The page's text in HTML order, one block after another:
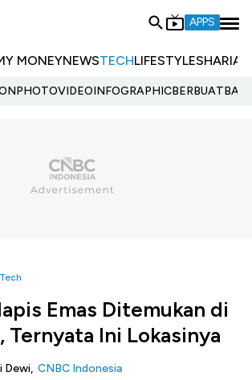
APPS
MONEYNEWSTECHLIFESTYLESHARIA
PHOTOVIDEOINFOGRAPHIC
Emas Ditemukan di
Ternyata Ini Lokasinya
Dewi, CNBC Indonesia